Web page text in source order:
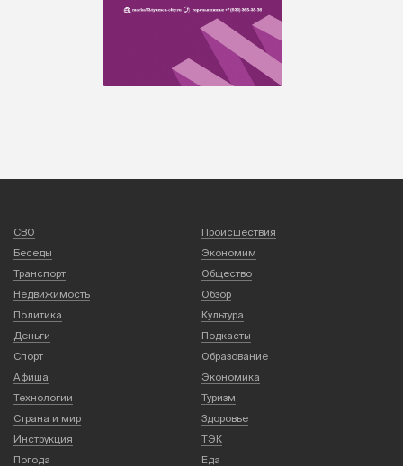
СВО
Происшествия
Беседы
Экономим
Транспорт
Общество
Недвижимость
Обзор
Политика
Культура
Деньги
Подкасты
Спорт
Образование
Афиша
Экономика
Технологии
Туризм
Страна и мир
Здоровье
Инструкция
ТЭК
Погода
Еда